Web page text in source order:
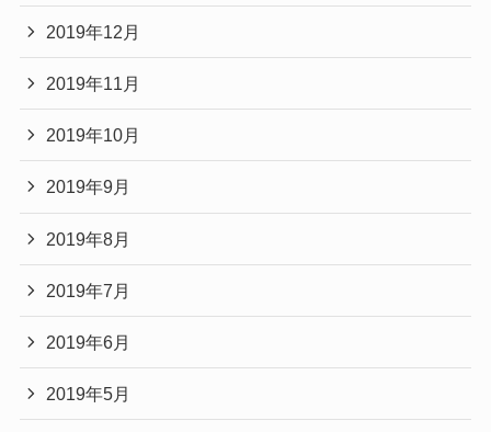
2019年12月
2019年11月
2019年10月
2019年9月
2019年8月
2019年7月
2019年6月
2019年5月